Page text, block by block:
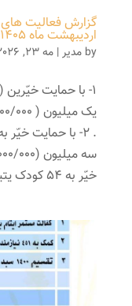
گزارش فعالیت
اردیبهشت ماه 1405
by مدیر| مه 23, 2026
1- با حمایت
خیّر به 54 کودک یتیم و 2 بیمار به مبلغ دویست و پنجاه...